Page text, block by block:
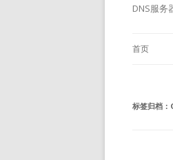
DNS服务
首页
标签归档：